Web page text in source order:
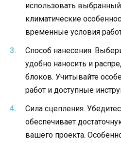
использовать выбранный
климатические
временные условия
Способ нанесения.
удобно наносить и
блоков. Учитывайте
работ и доступные
Сила сцепления.
обеспечивает
вашего проекта.